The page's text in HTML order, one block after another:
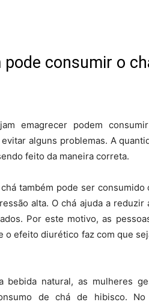
pode consumir o
emagrecer podem
alguns problemas. A
feito da maneira correta.
também pode ser
alta. O chá ajuda a
Por este motivo, as
o efeito diurético faz com que
bebida natural, as mulheres
de chá de hibisco.